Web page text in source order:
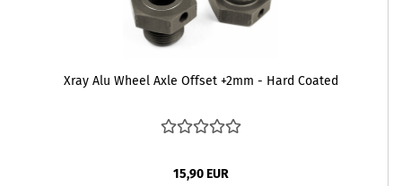
Xray Alu Wheel Axle Offset +2mm - Hard Coated
15,90 EUR